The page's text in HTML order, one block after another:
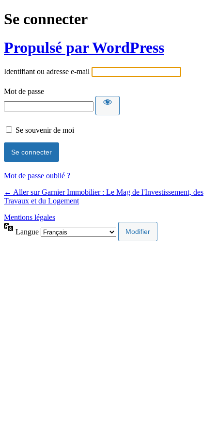
Se connecter
Propulsé par WordPress
Identifiant ou adresse e-mail
Mot de passe
Se souvenir de moi
Mot de passe oublié ?
← Aller sur Garnier Immobilier : Le Mag de l'Investissement, des
Travaux et du Logement
Mentions légales
Langue